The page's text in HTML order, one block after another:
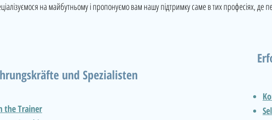
на майбутньому і пропонуємо вам нашу підтримку саме в тих професіях, де
und Spezialisten
the Trainer